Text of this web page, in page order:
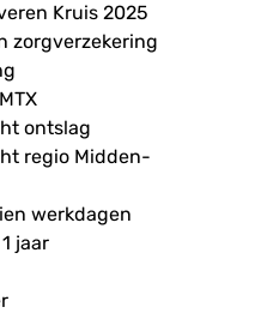
Kruis 2025
zorgverzekering
ontslag
regio Midden-
werkdagen
jaar